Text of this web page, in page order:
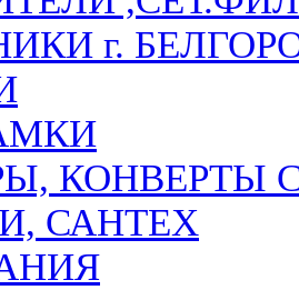
г.
КОНВЕРТЫ
САНТЕХ